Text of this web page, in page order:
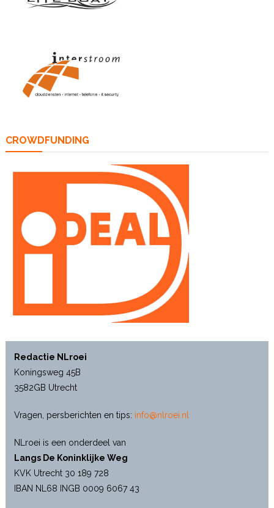
CROWDFUNDING
Redactie NLroei
Koningsweg 45B
3582GB Utrecht
Vragen, persberichten en tips: info@nlroei.nl
NLroei is een onderdeel van
Langs De Koninklijke Weg
KVK Utrecht 30 189 728
IBAN NL68 INGB 0009 6067 43